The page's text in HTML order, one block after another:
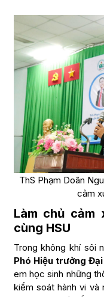
ThS Phạm Doãn
cảm
Làm chủ cảm
cùng HSU
Trong không khí sôi
Phó Hiệu trưởng
em học sinh những
kiểm soát hành vi